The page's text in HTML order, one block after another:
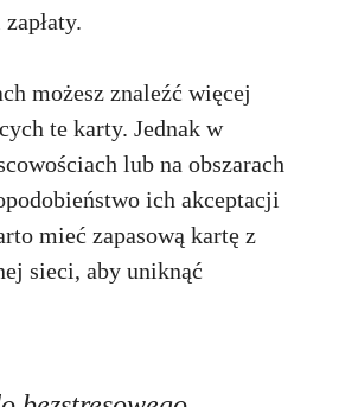
możesz znaleźć więcej
te karty. Jednak w
lub na obszarach
ich akceptacji
mieć zapasową kartę z
sieci, aby uniknąć